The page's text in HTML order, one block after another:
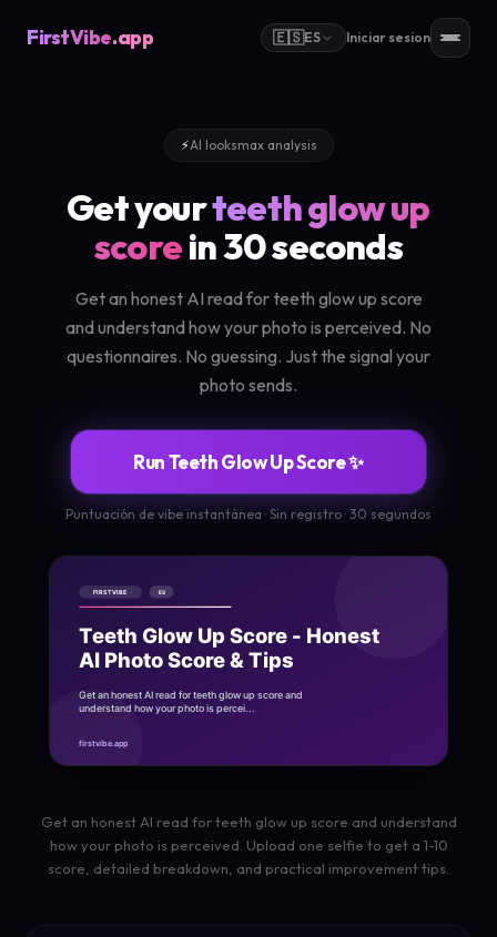
FirstVibe.app 🇪🇸ES Iniciar sesion
⚡AI looksmax analysis
Get yourteeth glow up
scorein 30 seconds
Get an honest AI read for teeth glow up score
and understand how your photo is perceived. No
questionnaires. No guessing. Just the signal your
photo sends.
Run Teeth Glow Up Score ✨
Puntuación de vibe instantánea · Sin registro · 30 segundos
Get an honest AI read for teeth glow up score and understand
how your photo is perceived. Upload one selfie to get a 1-10
score, detailed breakdown, and practical improvement tips.